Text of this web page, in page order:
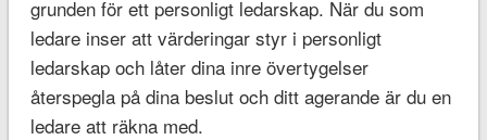
grunden för ett personligt ledarskap. När du som
ledare inser att värderingar styr i personligt
ledarskap och låter dina inre övertygelser
återspegla på dina beslut och ditt agerande är du en
ledare att räkna med.